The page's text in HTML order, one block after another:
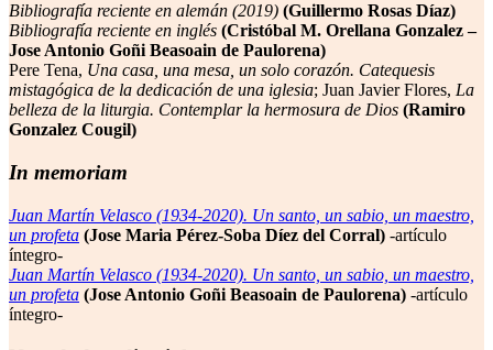
Bibliografía reciente en alemán (2019) (Guillermo Rosas Díaz)
Bibliografía reciente en inglés (Cristóbal M. Orellana Gonzalez –
Jose Antonio Goñi Beasoain de Paulorena)
Pere Tena, Una casa, una mesa, un solo corazón. Catequesis
mistagógica de la dedicación de una iglesia; Juan Javier Flores, La
belleza de la liturgia. Contemplar la hermosura de Dios (Ramiro
Gonzalez Cougil)
In memoriam
Juan Martín Velasco (1934-2020). Un santo, un sabio, un maestro,
un profeta (Jose Maria Pérez-Soba Díez del Corral) -artículo
íntegro-
Juan Martín Velasco (1934-2020). Un santo, un sabio, un maestro,
un profeta (Jose Antonio Goñi Beasoain de Paulorena) -artículo
íntegro-